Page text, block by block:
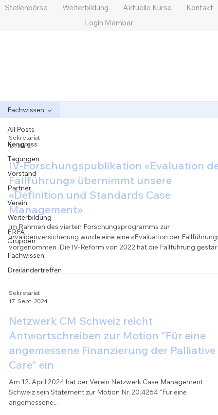
Stellenbörse Weiterbildung Aktuelle Kurse
Kontakt
Login Member
All Posts
Kongress
Tagungen
Vorstand
Partner
Verein
Weiterbildung
ERFA
Gruppen
Fachwissen
Dreiländertreffen
Fachwissen
Sekretariat
17. März
IV-Forschungspublikation «Evaluation
Fallführung» übernimmt unsere
«Definition und Standards Case
Management»
Im Rahmen des vierten Forschungsprogramms zur
Invalidenversicherung wurde eine eine «Evaluation der
vorgenommen. Die IV-Reform von 2022 hat die Fallführung
und Prinzipien des «Case Managements» verbindlich verankert. Es
hat interessante Aussagen dabei, wie die Fallführung bei der IV
haben. Wir freuen uns, dass darin auf Seite
Sekretariat
17. Sept. 2024
Netzwerk CM Schweiz reicht
Antwortschreiben zur Motion "Für eine
angemessene Finanzierung der Palliative
Care" ein
Am 12. April 2024 hat der Verein Netzwerk Case Management
Schweiz sein Statement zur Motion Nr. 20.4264 "Für eine
angemessene...